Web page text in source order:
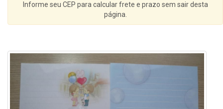
Informe seu CEP para calcular frete e prazo sem sair desta
página.